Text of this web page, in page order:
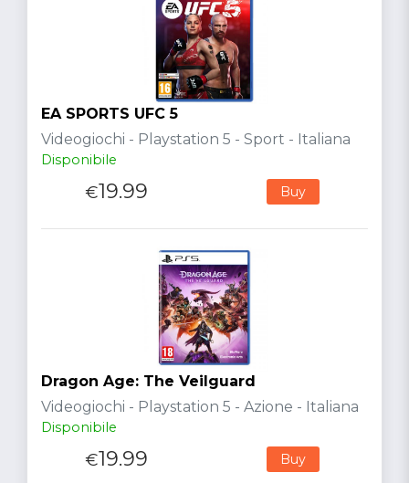
EA SPORTS UFC 5
Videogiochi - Playstation 5 - Sport - Italiana
Disponibile
€19.99 Buy
Dragon Age: The Veilguard
Videogiochi - Playstation 5 - Azione - Italiana
Disponibile
€19.99 Buy